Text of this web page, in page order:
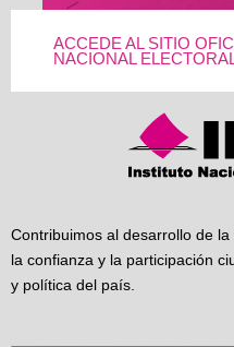
ACCEDE AL SITIO
NACIONAL
Contribuimos al desarrollo de
la confianza y la participación
y política del país.